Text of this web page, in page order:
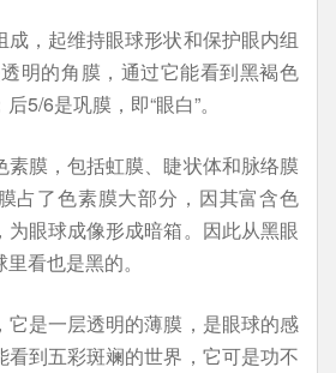
，起维持眼球形状和保护眼内组
明的角膜，通过它能看到黑褐色
5/6是巩膜，即“眼白”。
素膜，包括虹膜、睫状体和脉络膜
占了色素膜大部分，因其富含色
为眼球成像形成暗箱。因此从黑眼
看也是黑的。
它是一层透明的薄膜，是眼球的感
看到五彩斑斓的世界，它可是功不